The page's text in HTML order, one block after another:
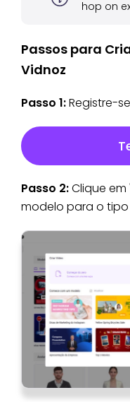
hop on
Passos para
Vidnoz
Passo 1:Registre-
Passo 2:Clique em
modelo para o tipo